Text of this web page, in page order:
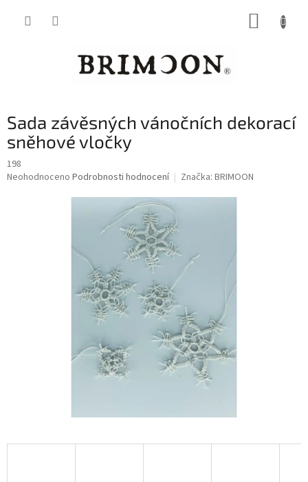
Sada závěsných vánočních dekorací
sněhové vločky
198
Průměrné
Neohodnoceno Podrobnosti hodnocení Značka: BRIMOON